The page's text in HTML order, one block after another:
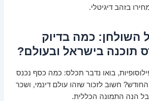
בזהב דיגיטלי.
השולחן: כמה בדיוק
תוכנה בישראל ובעולם?
בואו נדבר תכלס: כמה כסף נכנס
חשוב לזכור שזהו עולם דינמי, ושכר
הנה התמונה הכללית.